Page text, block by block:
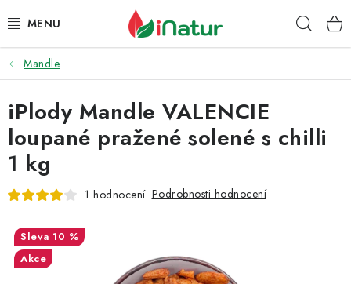
na
POTRAVINY
OŘECHY A SUŠENÉ PLODY
SNACKY
NÁPOJE
EKO DROGERIE A KOSMETIKA
VITAMÍNY
Mandle
iPlody Mandle VALENCIE
loupané pražené solené s chilli
1 kg
1 hodnocení Podrobnosti hodnocení
10 %
Akce